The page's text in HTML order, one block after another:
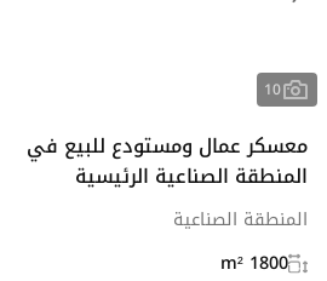
10
معسكر عمال ومستودع للبيع في
المنطقة الصناعية الرئيسية
المنطقة الصناعية
1800 m²